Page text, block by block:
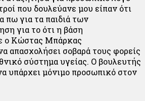
που δουλεύανε μου είπαν ότι
πω για τα παιδιά των
για το ότι η βάση
ο Κώστας Μπάρκας
απασχολήσει σοβαρά τους φορείς
σύστημα υγείας. Ο βουλευτής
υπάρχει μόνιμο προσωπικό στον